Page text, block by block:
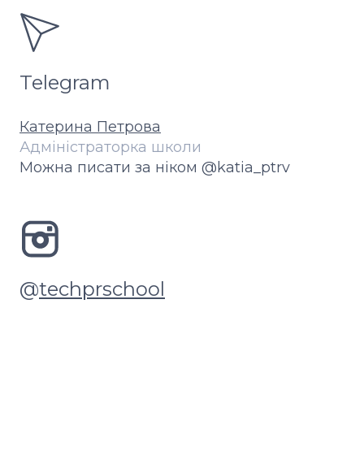
Telegram
Катерина Петрова
Адміністраторка школи
Можна писати за ніком @katia_ptrv
@techprschool